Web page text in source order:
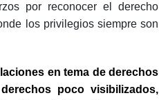
por reconocer el derecho
los privilegios siempre son
en tema de derechos
poco visibilizados,